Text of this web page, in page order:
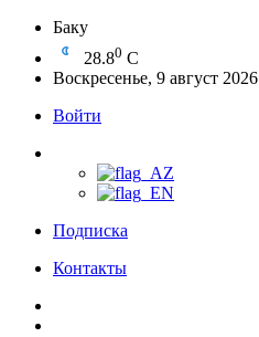
Баку
28.80 C
Воскресенье, 9 август 2026
Войти
Подписка
Контакты